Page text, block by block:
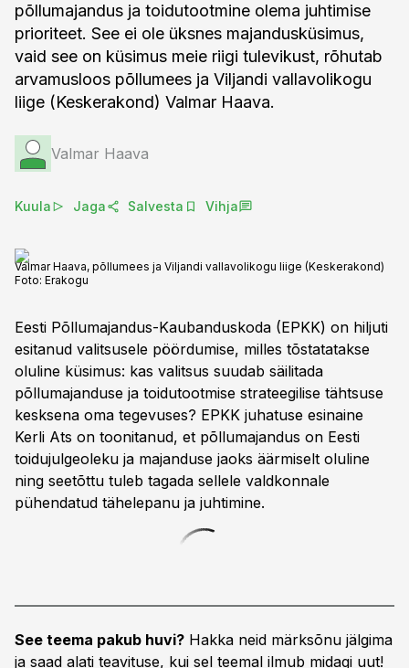
põllumajandus ja toidutootmine olema juhtimise
prioriteet. See ei ole üksnes majandusküsimus,
vaid see on küsimus meie riigi tulevikust, rõhutab
arvamusloos põllumees ja Viljandi vallavolikogu
liige (Keskerakond) Valmar Haava.
Valmar Haava
Kuula Jaga Salvesta Vihja
Valmar Haava, põllumees ja Viljandi vallavolikogu liige (Keskerakond)
Foto: Erakogu
Eesti Põllumajandus-Kaubanduskoda (EPKK) on hiljuti
esitanud valitsusele pöördumise, milles tõstatatakse
oluline küsimus: kas valitsus suudab säilitada
põllumajanduse ja toidutootmise strateegilise tähtsuse
kesksena oma tegevuses? EPKK juhatuse esinaine
Kerli Ats on toonitanud, et põllumajandus on Eesti
toidujulgeoleku ja majanduse jaoks äärmiselt oluline
ning seetõttu tuleb tagada sellele valdkonnale
pühendatud tähelepanu ja juhtimine.
See teema pakub huvi? Hakka neid märksõnu jälgima
ja saad alati teavituse, kui sel teemal ilmub midagi uut!